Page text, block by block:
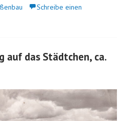
Schreibe einen
auf das Städtchen, ca.